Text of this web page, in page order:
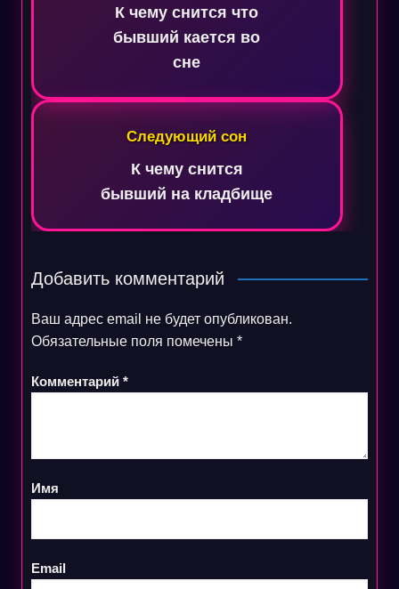
записямК чему снится что
бывший кается во
сне
Следующий сон
К чему снится
бывший на кладбище
Добавить комментарий
Ваш адрес email не будет опубликован.
Обязательные поля помечены *
Комментарий *
Имя
Email